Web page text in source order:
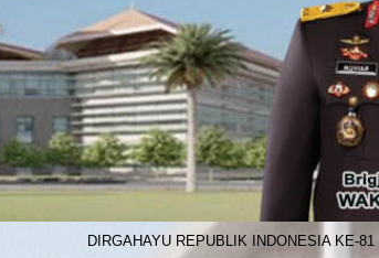
DIRGAHAYU REPUBLIK INDONESIA KE-81 (17